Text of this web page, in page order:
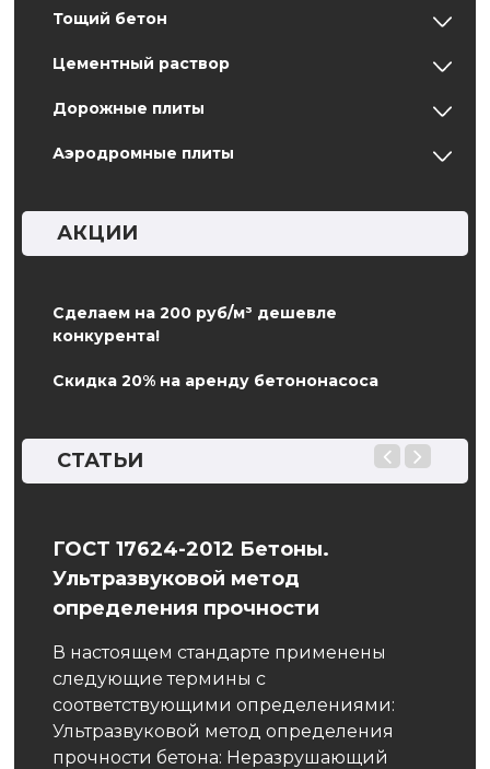
Тощий бетон
Цементный раствор
Дорожные плиты
Аэродромные плиты
АКЦИИ
Сделаем на 200 руб/м³ дешевле
конкурента!
Скидка 20% на аренду бетононасоса
СТАТЬИ
ГОСТ 17624-2012 Бетоны.
Ультразвуковой метод
определения прочности
В настоящем стандарте применены
следующие термины с
соответствующими определениями:
Ультразвуковой метод определения
прочности бетона: Неразрушающий